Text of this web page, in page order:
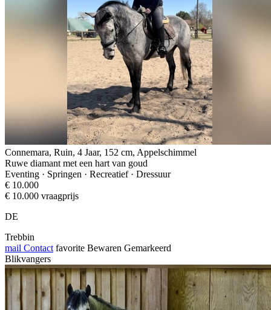
Connemara, Ruin, 4 Jaar, 152 cm, Appelschimmel
Ruwe diamant met een hart van goud
Eventing · Springen · Recreatief · Dressuur
€ 10.000
€ 10.000 vraagprijs
DE
Trebbin
mail Contact favorite Bewaren Gemarkeerd
Blikvangers